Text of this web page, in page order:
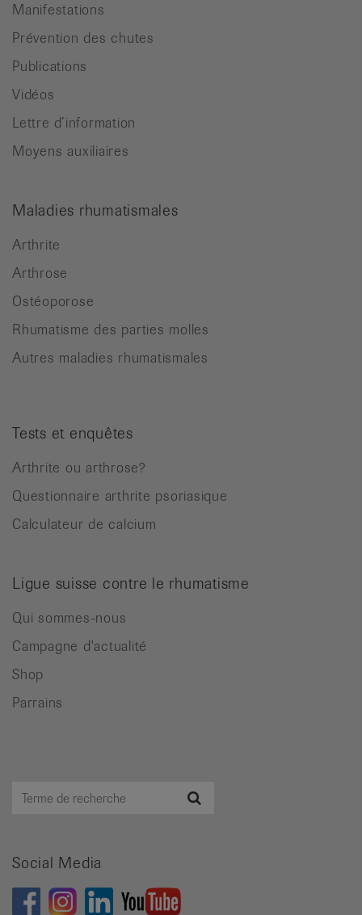
Manifestations
Prévention des chutes
Publications
Vidéos
Lettre d’information
Moyens auxiliaires
Maladies rhumatismales
Arthrite
Arthrose
Ostéoporose
Rhumatisme des parties molles
Autres maladies rhumatismales
Tests et enquêtes
Arthrite ou arthrose?
Questionnaire arthrite psoriasique
Calculateur de calcium
Ligue suisse contre le rhumatisme
Qui sommes-nous
Campagne d'actualité
Shop
Parrains
Terme
Social Media